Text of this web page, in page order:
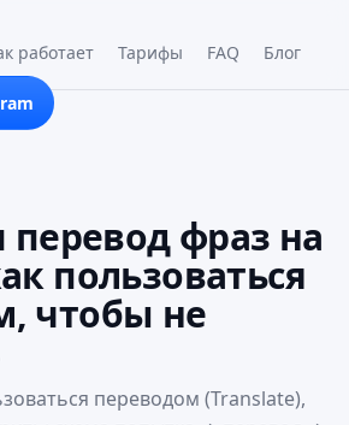
работает Тарифы FAQ Блог
перевод фраз на
пользоваться
чтобы не
переводом (Translate),